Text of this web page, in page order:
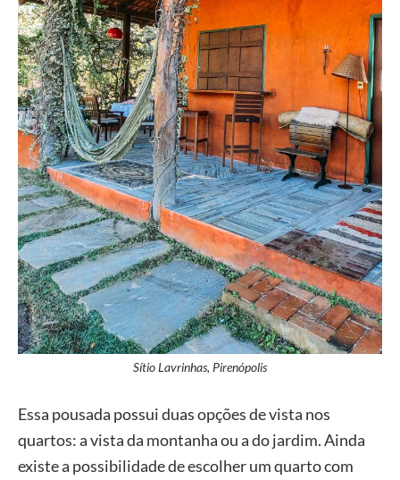
Sítio Lavrinhas, Pirenópolis
Essa pousada possui duas opções de vista nos
quartos: a vista da montanha ou a do jardim. Ainda
existe a possibilidade de escolher um quarto com